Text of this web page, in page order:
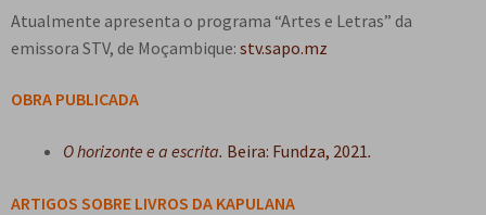
t
e
Atualmente apresenta o programa “Artes e Letras” da
emissora STV, de Moçambique: stv.sapo.mz
OBRA PUBLICADA
O horizonte e a escrita. Beira: Fundza, 2021.
ARTIGOS SOBRE LIVROS DA KAPULANA